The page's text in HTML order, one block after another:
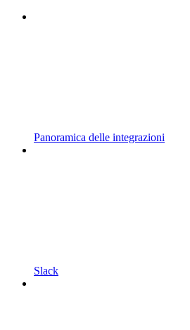
Panoramica delle integrazioni
Slack